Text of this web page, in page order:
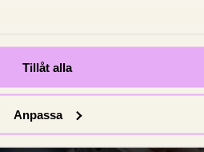
Tillåt alla
Anpassa